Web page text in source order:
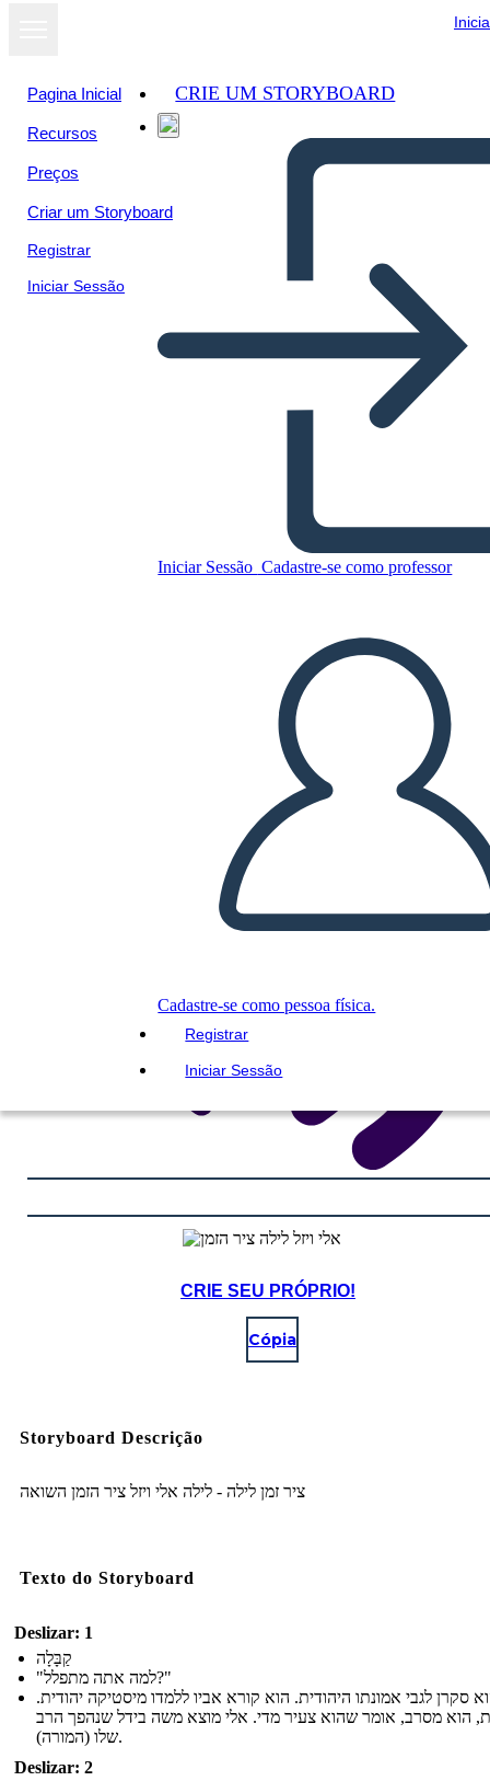
Pagina Inicial
Recursos
Preços
Criar um Storyboard
Registrar
Iniciar Sessão
CRIE UM STORYBOARD
Iniciar Sessão Cadastre-se como professor
Cadastre-se como pessoa física.
Registrar
Iniciar Sessão
REPRODUZIR APRESENTAÇÃO DE SLIDES
LEIA PRA MIM
CRIE SEU PRÓPRIO!
Cópia
Storyboard Descrição
ציר זמן לילה - לילה אלי ויזל ציר הזמן השואה
Texto do Storyboard
Deslizar: 1
קַבָּלָה
"למה אתה מתפלל?"
סקרן לגבי אמונתו היהודית. הוא קורא אביו ללמדו מיסטיקה יהודית.
הוא מסרב, אומר שהוא צעיר מדי. אלי מוצא משה בידל שנהפך הרב
שלו (המורה).
Deslizar: 2